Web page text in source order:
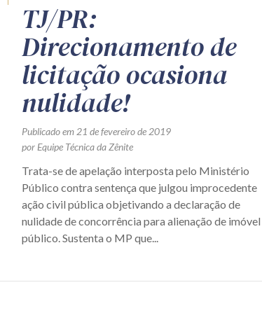
TJ/PR:
Direcionamento de
licitação ocasiona
nulidade!
Publicado em 21 de fevereiro de 2019
por Equipe Técnica da Zênite
Trata-se de apelação interposta pelo Ministério
Público contra sentença que julgou improcedente
ação civil pública objetivando a declaração de
nulidade de concorrência para alienação de imóvel
público. Sustenta o MP que...